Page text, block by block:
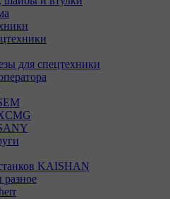
для спецтехники
KAISHAN
разное